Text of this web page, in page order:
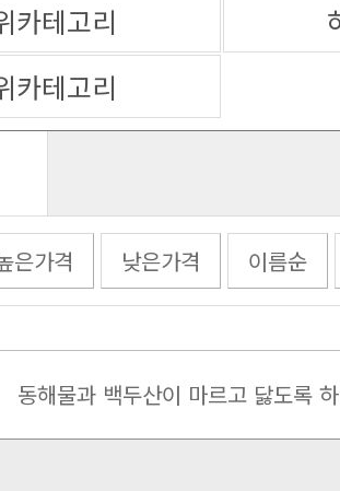
카테고리
카테고리
은가격 낮은가격 이름순
동해물과 백두산이 마르고 닳도록